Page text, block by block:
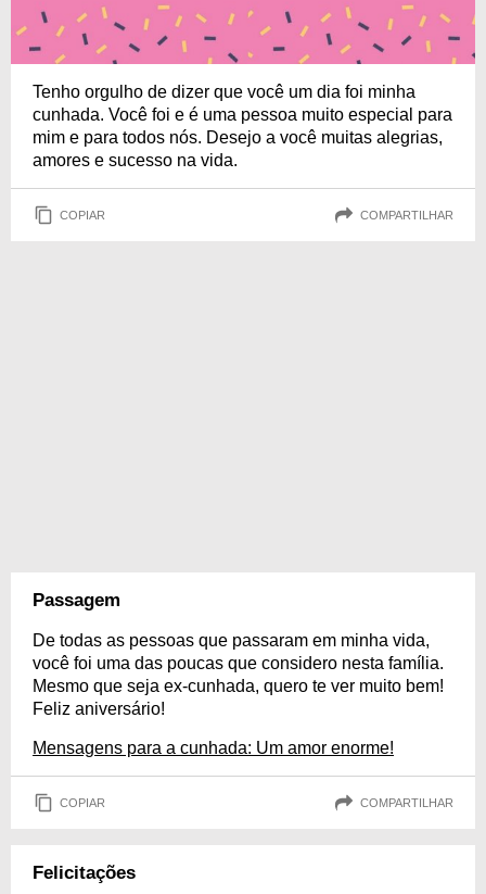
Tenho orgulho de dizer que você um dia foi minha
cunhada. Você foi e é uma pessoa muito especial para
mim e para todos nós. Desejo a você muitas alegrias,
amores e sucesso na vida.
COPIAR COMPARTILHAR
Passagem
De todas as pessoas que passaram em minha vida,
você foi uma das poucas que considero nesta família.
Mesmo que seja ex-cunhada, quero te ver muito bem!
Feliz aniversário!
Mensagens para a cunhada: Um amor enorme!
COPIAR COMPARTILHAR
Felicitações